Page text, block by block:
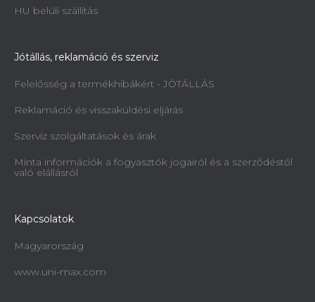
HU belüli szállítás
Jótállás, reklamáció és szerviz
Felelősség a termékhibákért - JÓTÁLLÁS
Reklamáció és visszaküldési eljárás
Szerviz szolgáltatások és árak
Minta információk a fogyasztók jogairól és a szerződéstől
való elállásról
Kapcsolatok
Magyarország
www.uni-max.com